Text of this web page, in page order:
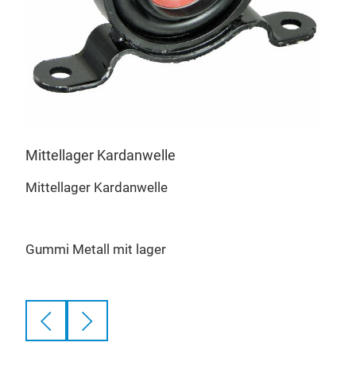
Mittellager Kardanwelle
Mittellager Kardanwelle
Gummi Metall mit lager